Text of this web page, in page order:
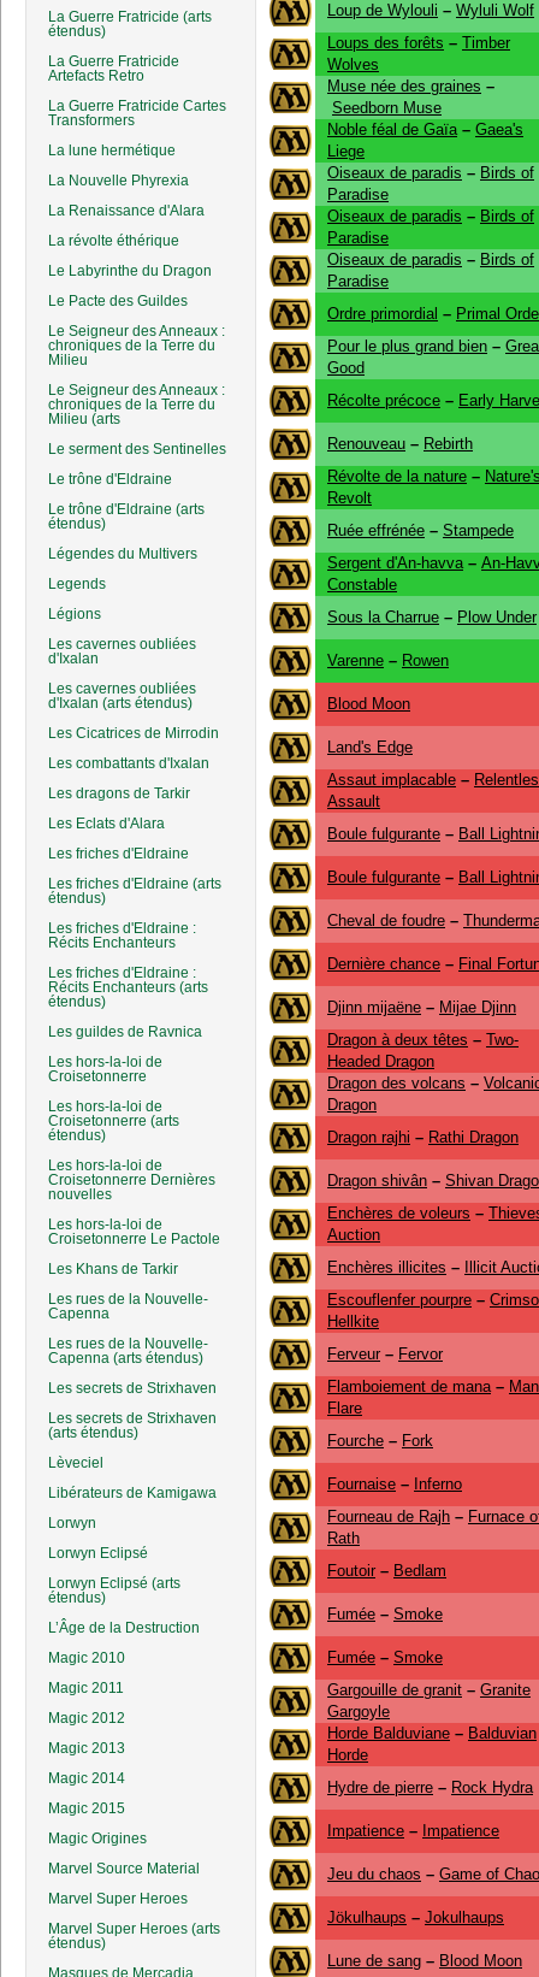
La Guerre Fratricide (arts
étendus)
La Guerre Fratricide
Artefacts Retro
La Guerre Fratricide Cartes
Transformers
La lune hermétique
La Nouvelle Phyrexia
La Renaissance d'Alara
La révolte éthérique
Le Labyrinthe du Dragon
Le Pacte des Guildes
Le Seigneur des Anneaux :
chroniques de la Terre du
Milieu
Le Seigneur des Anneaux :
chroniques de la Terre du
Milieu (arts
Le serment des Sentinelles
Le trône d'Eldraine
Le trône d'Eldraine (arts
étendus)
Légendes du Multivers
Legends
Légions
Les cavernes oubliées
d'Ixalan
Les cavernes oubliées
d'Ixalan (arts étendus)
Les Cicatrices de Mirrodin
Les combattants d'Ixalan
Les dragons de Tarkir
Les Eclats d'Alara
Les friches d'Eldraine
Les friches d'Eldraine (arts
étendus)
Les friches d'Eldraine :
Récits Enchanteurs
Les friches d'Eldraine :
Récits Enchanteurs (arts
étendus)
Les guildes de Ravnica
Les hors-la-loi de
Croisetonnerre
Les hors-la-loi de
Croisetonnerre (arts
étendus)
Les hors-la-loi de
Croisetonnerre Dernières
nouvelles
Les hors-la-loi de
Croisetonnerre Le Pactole
Les Khans de Tarkir
Les rues de la Nouvelle-
Capenna
Les rues de la Nouvelle-
Capenna (arts étendus)
Les secrets de Strixhaven
Les secrets de Strixhaven
(arts étendus)
Lèveciel
Libérateurs de Kamigawa
Lorwyn
Lorwyn Eclipsé
Lorwyn Eclipsé (arts
étendus)
L’Âge de la Destruction
Magic 2010
Magic 2011
Magic 2012
Magic 2013
Magic 2014
Magic 2015
Magic Origines
Marvel Source Material
Marvel Super Heroes
Marvel Super Heroes (arts
étendus)
Masques de Mercadia
Loup de Wylouli – Wyluli Wolf
Loups des forêts – Timber
Wolves
Muse née des graines –
Seedborn Muse
Noble féal de Gaïa– Gaea's
Liege
Oiseaux de paradis – Birds of
Paradise
Oiseaux de paradis – Birds of
Paradise
Oiseaux de paradis – Birds of
Paradise
Ordre primordial – Primal
Pour le plus grand bien –
Good
Récolte précoce – Early
Renouveau – Rebirth
Révolte de la nature –
Revolt
Ruée effrénée – Stampede
Sergent d'An-havva– An-
Constable
Sous la Charrue – Plow Under
Varenne – Rowen
Blood Moon
Land's Edge
Assaut implacable –
Assault
Boule fulgurante – Ball
Boule fulgurante – Ball
Cheval de foudre –
Dernière chance – Final
Djinn mijaëne – Mijae Djinn
Dragon à deux têtes – Two-
Headed Dragon
Dragon des volcans –
Dragon
Dragon rajhi – Rathi Dragon
Dragon shivân – Shivan
Enchères de voleurs –
Auction
Enchères illicites –
Illicit
Escouflenfer pourpre –
Hellkite
Ferveur– Fervor
Flamboiement de mana–
Flare
Fourche – Fork
Fournaise – Inferno
Fourneau de Rajh – Furnace
Rath
Foutoir– Bedlam
Fumée – Smoke
Fumée – Smoke
Gargouille de granit – Granite
Gargoyle
Horde Balduviane – Balduvian
Horde
Hydre de pierre – Rock Hydra
Impatience – Impatience
Jeu du chaos – Game of
Jökulhaups – Jokulhaups
Lune de sang – Blood Moon